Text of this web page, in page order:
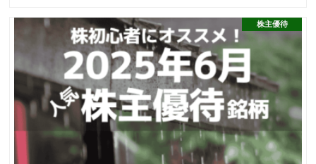
株主優待